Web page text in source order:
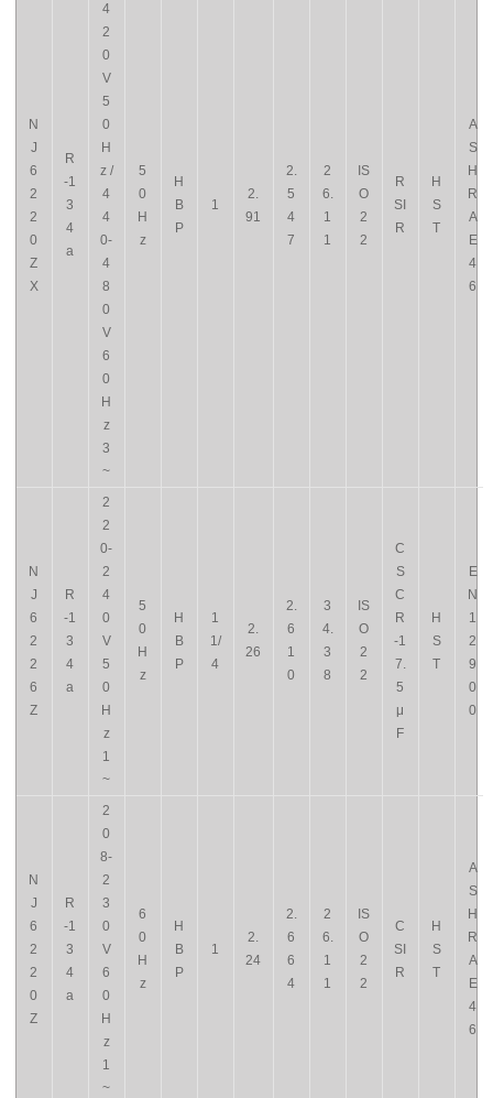
N
J
6
2
2
0
Z
X
R
-1
3
4
a
4
2
0
V
5
0
H
z /
4
4
0-
4
8
0
V
6
0
H
z
3
~
5
0
H
z
H
B
P
1
2.
91
2.
5
4
7
2
6.
1
1
IS
O
2
2
R
SI
R
H
S
T
A
S
H
R
A
E
4
6
N
J
6
2
2
6
Z
R
-1
3
4
a
2
2
0-
2
4
0
V
5
0
H
z
1
~
5
0
H
z
H
B
P
1
1/
4
2.
26
2.
6
1
0
3
4.
3
8
IS
O
2
2
C
S
C
R
-1
7.
5
μ
F
H
S
T
E
N
1
2
9
0
0
N
J
6
2
2
0
Z
R
-1
3
4
a
2
0
8-
2
3
0
V
6
0
H
z
1
~
6
0
H
z
H
B
P
1
2.
24
2.
6
6
4
2
6.
1
1
IS
O
2
2
C
SI
R
H
S
T
A
S
H
R
A
E
4
6